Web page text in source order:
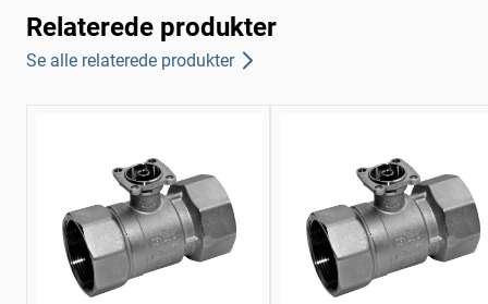
Relaterede produkter
Se alle relaterede produkter